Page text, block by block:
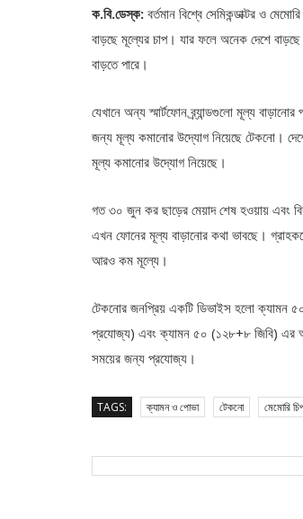
ক.বি.ডেস্ক:বর্তমান বিশ্বে সেমিকন্ডাক্টর ও
বাড়ছে মূল্যের চাপ। যার ফলে অনেক দেশে বাড়ছে
বাড়তে পারে।
যেখানে অন্য স্মার্টফোন ব্র্যান্ডগুলো মূল্য
জন্য মূল্য কমানোর উদ্যোগ নিয়েছে টেকনো।
মূল্য কমানোর উদ্যোগ নিয়েছে।
গত ৩০ জুন কর ছাড়ের মেয়াদ শেষ হওয়ায় এবং
এখন ফোনের মূল্য বাড়ানোর কথা ভাবছে।
আরও কম মূল্যে।
টেকনোর জনপ্রিয় একটি ডিভাইস হলো ক্যামন
প্রযোজ্য) এবং ক্যামন ৫০ (১২৮+৮ জিবি) এর
সময়ের জন্য প্রযোজ্য।
TAGS: ক্যামন ও পোভা টেকনো মেমোরি